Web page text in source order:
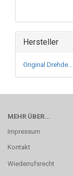
Hersteller
Original Drehde...
MEHR ÜBER...
Impressum
Kontakt
Wiederrufsrecht